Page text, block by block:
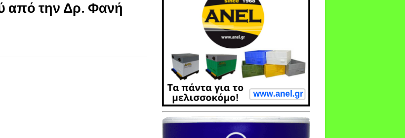
από την Δρ. Φανή